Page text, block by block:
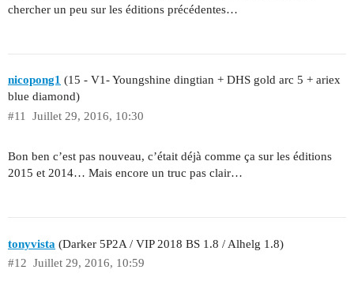
chercher un peu sur les éditions précédentes…
nicopong1 (15 - V1- Youngshine dingtian + DHS gold arc 5 + ariex
blue diamond)
Juillet 29, 2016, 10:30
#11
Bon ben c’est pas nouveau, c’était déjà comme ça sur les éditions
2015 et 2014… Mais encore un truc pas clair…
tonyvista (Darker 5P2A / VIP 2018 BS 1.8 / Alhelg 1.8)
Juillet 29, 2016, 10:59
#12